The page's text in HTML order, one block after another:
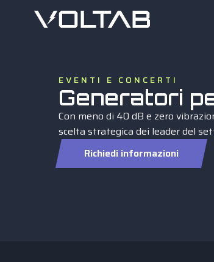
EVENTI E CONCERTI
Generatori
Con meno di 40 dB e zero
scelta strategica dei leader del
Richiedi informazioni